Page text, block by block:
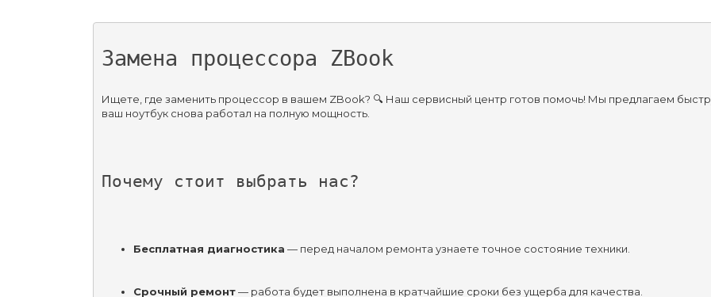
Замена процессора ZBook
Ищете, где заменить процессор в вашем ZBook? 🔍 Наш сервисный центр готов помочь! Мы предлагаем
ваш ноутбук снова работал на полную мощность.
Почему стоит выбрать нас?
Бесплатная диагностика — перед началом ремонта узнаете точное состояние техники.
Срочный ремонт — работа будет выполнена в кратчайшие сроки без ущерба для качества.